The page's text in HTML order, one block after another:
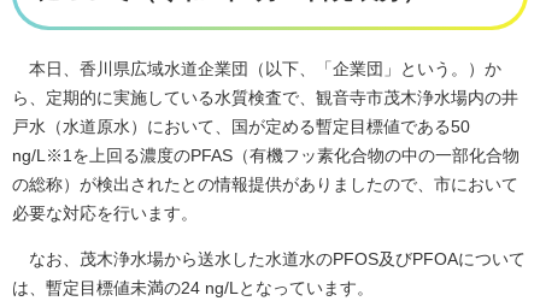
本日、香川県広域水道企業団（以下、「企業団」という。）か
ら、定期的に実施している水質検査で、観音寺市茂木浄水場内の井
戸水（水道原水）において、国が定める暫定目標値である50
ng/L※1を上回る濃度のPFAS（有機フッ素化合物の中の一部化合物
の総称）が検出されたとの情報提供がありましたので、市において
必要な対応を行います。
なお、茂木浄水場から送水した水道水のPFOS及びPFOAについて
は、暫定目標値未満の24 ng/Lとなっています。